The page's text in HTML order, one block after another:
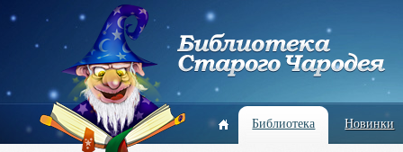
Библиотека Новинки